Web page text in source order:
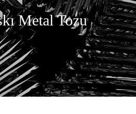
Metal Tozu